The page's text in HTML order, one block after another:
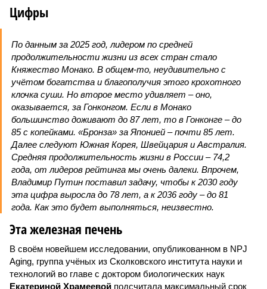
Цифры
По данным за 2025 год, лидером по средней
продолжительности жизни из всех стран стало
Княжество Монако. В общем-то, неудивительно с
учётом богатства и благополучия этого крохотного
клочка суши. Но второе место удивляет – оно,
оказывается, за Гонконгом. Если в Монако
большинство доживают до 87 лет, то в Гонконге – до
85 с копейками. «Бронза» за Японией – почти 85 лет.
Далее следуют Южная Корея, Швейцария и Австралия.
Средняя продолжительность жизни в России – 74,2
года, от лидеров рейтинга мы очень далеки. Впрочем,
Владимир Путин поставил задачу, чтобы к 2030 году
эта цифра выросла до 78 лет, а к 2036 году – до 81
года. Как это будет выполняться, неизвестно.
Эта железная печень
В своём новейшем исследовании, опубликованном в NPJ
Aging, группа учёных из Сколковского института науки и
технологий во главе с доктором биологических наук
Екатериной Храмеевой подсчитала максимальный срок